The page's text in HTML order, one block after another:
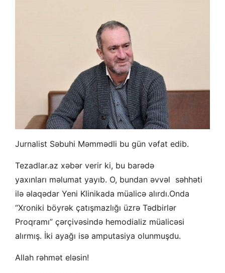
Jurnalist Səbuhi Məmmədli bu gün vəfat edib.
Tezadlar.az xəbər verir ki, bu barədə
yaxınları məlumat yayıb. O, bundan əvvəl səhhəti
ilə əlaqədar Yeni Klinikada müalicə alırdı.Onda
“Xroniki böyrək çatışmazlığı üzrə Tədbirlər
Proqramı” çərçivəsində hemodializ müalicəsi
alırmış. İki ayağı isə amputasiya olunmuşdu.
Allah rəhmət eləsin!